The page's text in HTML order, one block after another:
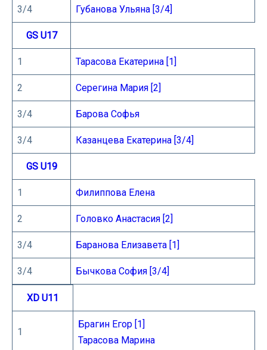
3/4 Губанова Ульяна [3/4]
GS U17
1 Тарасова Екатерина [1]
2 Серегина Мария [2]
3/4 Барова Софья
3/4 Казанцева Екатерина [3/4]
GS U19
1 Филиппова Елена
2 Головко Анастасия [2]
3/4 Баранова Елизавета [1]
3/4 Бычкова София [3/4]
XD U11
1
Брагин Егор [1]
Тарасова Марина